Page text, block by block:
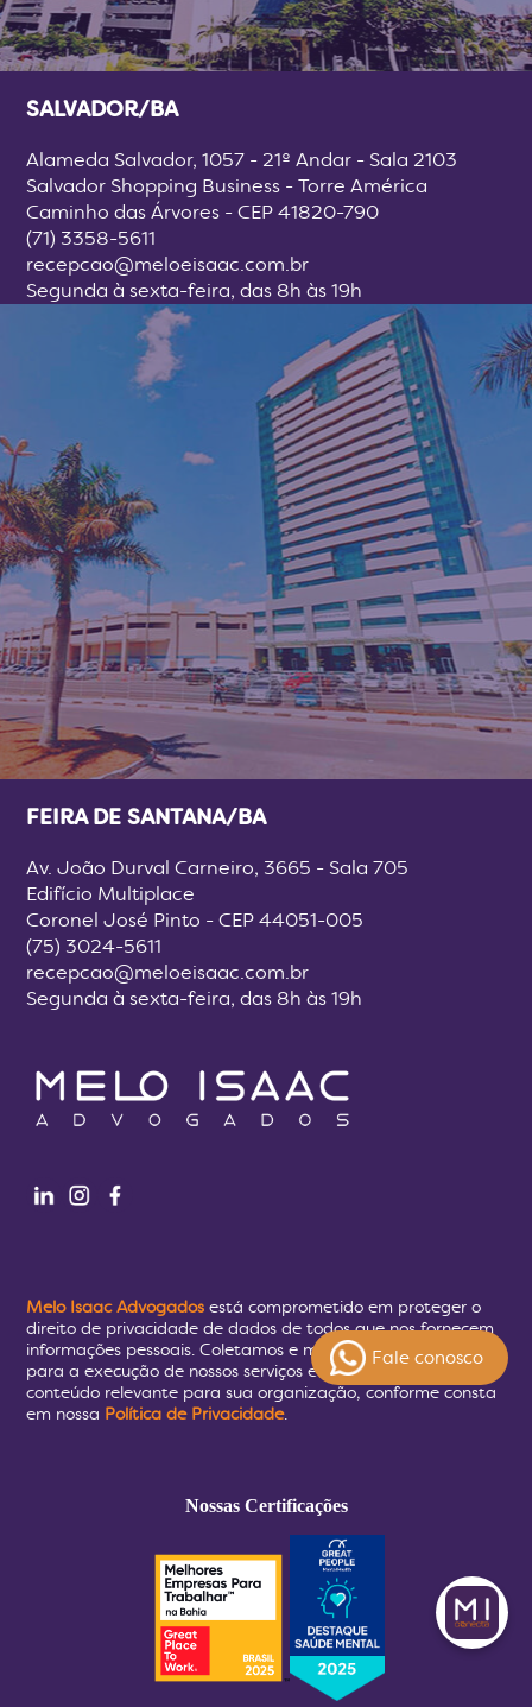
Fale conosco
SALVADOR/BA
Alameda Salvador, 1057 - 21º Andar - Sala 2103
Salvador Shopping Business - Torre América
Caminho das Árvores - CEP 41820-790
(71) 3358-5611
recepcao@meloeisaac.com.br
Segunda à sexta-feira, das 8h às 19h
FEIRA DE SANTANA/BA
Av. João Durval Carneiro, 3665 - Sala 705
Edifício Multiplace
Coronel José Pinto - CEP 44051-005
(75) 3024-5611
recepcao@meloeisaac.com.br
Segunda à sexta-feira, das 8h às 19h
Melo Isaac Advogados está comprometido em proteger o
direito de privacidade de dados de todos que nos fornecem
informações pessoais. Coletamos e mantemos seus dados
para a execução de nossos serviços e para fornecer
conteúdo relevante para sua organização, conforme consta
em nossa Política de Privacidade.
Nossas Certificações